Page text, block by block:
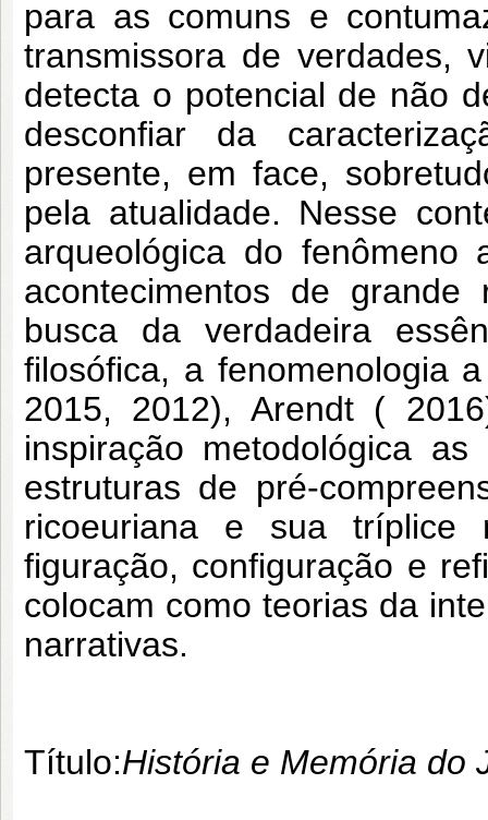
para as comuns e
transmissora de verdades,
detecta o potencial de não
desconfiar da
presente, em face,
pela atualidade. Nesse
arqueológica do
acontecimentos de
busca da verdadeira
filosófica, a fenomenologia
2015, 2012), Arendt (
inspiração metodológica
estruturas de pré-
ricoeuriana e sua tríplice
figuração, configuração e
colocam como teorias da
narrativas.
Título:História e Memória do